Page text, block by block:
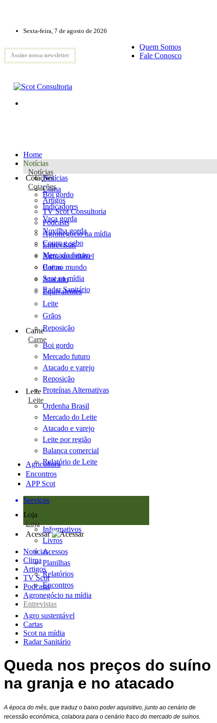
Sexta-feira, 7 de agosto de 2026
Assine nossa newsletter
Quem Somos
Fale Conosco
Home
Notícias
Notícias
Notícias
Clima
Artigos
TV Scot Consultoria
Podcasts
Agronegócio na mídia
Entrevistas
Agro sustentável
Cartas
Scot na mídia
Radar Sanitário
Cotações
Cotações
Boi gordo
Indicadores
Vaca gorda
Novilha gorda
Couro e sebo
Mercado futuro
Boi no mundo
Atacado
Equivalentes
Leite
Grãos
Reposição
Carne
Carne
Boi gordo
Mercado futuro
Atacado e varejo
Reposição
Proteínas Alternativas
Leite
Leite
Ordenha Brasil
Mercado do Leite
Atacado e varejo
Leite por região
Balança comercial
Relatório de Leite
Agricultura
Encontros
APP Scot
Serviços
Loja
Loja
Informativos
Livros
Acessos
Planilhas
Relatórios
Encontros
Acessar
Notícias
Clima
Artigos
TV Scot
Podcasts
Agronegócio na mídia
Entrevistas
Agro sustentável
Cartas
Scot na mídia
Radar Sanitário
Queda nos preços do suíno
na granja e no atacado
A época do mês, que traduz o baixo poder aquisitivo, junto ao cenário de
recessão econômica, colabora para o cenário fraco do mercado de suínos.